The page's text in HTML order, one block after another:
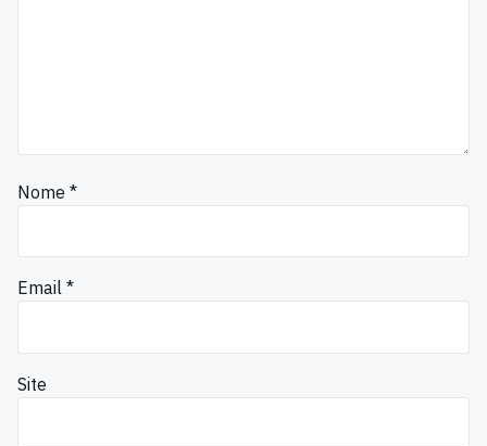
Nome *
Email *
Site